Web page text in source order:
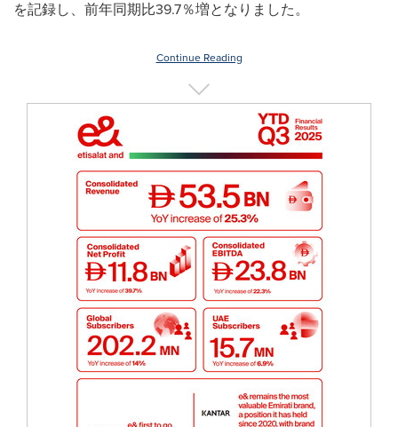
を記録し、前年同期比39.7％増となりました。
Continue Reading